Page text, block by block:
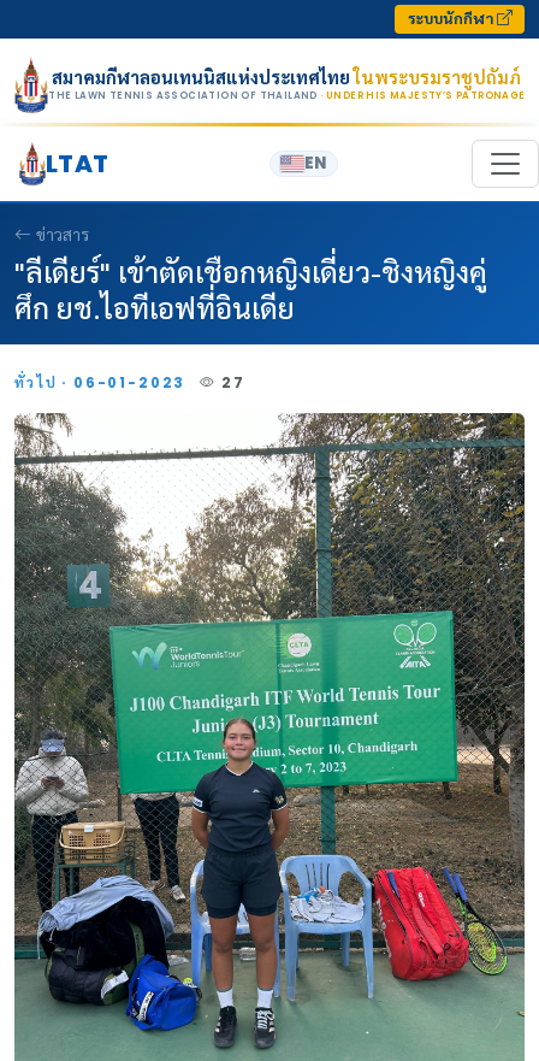
ระบบนักกีฬา
สมาคมกีฬาลอนเทนนิสแห่งประเทศไทยในพระบรมราชูปถัมภ์
THE LAWN TENNIS ASSOCIATION OF THAILAND · UNDER HIS MAJESTY’S PATRONAGE
LTAT EN
ข่าวสาร
"ลีเดียร์" เข้าตัดเชือกหญิงเดี่ยว-ชิงหญิงคู่
ศึก ยช.ไอทีเอฟที่อินเดีย
ทั่วไป · 06-01-2023 27